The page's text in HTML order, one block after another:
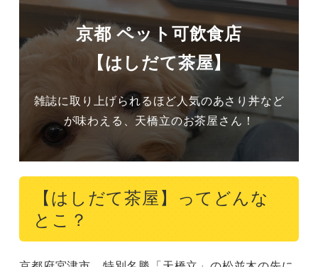
京都 ペット可飲食店
【はしだて茶屋】
雑誌に取り上げられるほど人気のあさり丼など
が味わえる、天橋立のお茶屋さん！
【はしだて茶屋】ってどんな
とこ？